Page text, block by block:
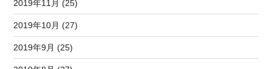
2019年11月 (25)
2019年10月 (27)
2019年9月 (25)